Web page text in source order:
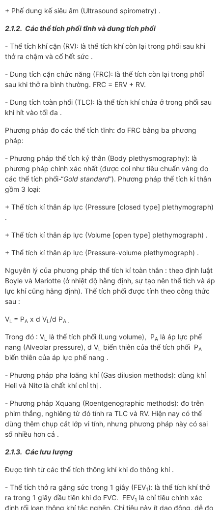
+ Phế dung kế siêu âm (Ultrasound spirometry) .
2.1.2. Các thể tích phổi tĩnh và dung tích phổi
- Thể tích khí cặn (RV): là thể tích khí còn lại trong phổi sau khi
thở ra chậm và cố hết sức .
- Dung tích cặn chức năng (FRC): là thể tích còn lại trong phổỉ
sau khi thở ra bình thường. FRC = ERV + RV.
- Dung tích toàn phổi (TLC): là thể tích khí chứa ở trong phổi sau
khi hít vào tối đa .
Phương pháp đo các thể tích tĩnh: đo FRC bằng ba phương
pháp:
- Phương pháp thể tích ký thân (Body plethysmography): là
phương pháp chính xác nhất (được coi như tiêu chuẩn vàng đo
các thể tích phổi-“Gold standard”). Phương pháp thể tích kí thân
gồm 3 loại:
+ Thể tích kí thân áp lực (Pressure [closed type] plethymograph)
.
+ Thể tích kí thân áp lực (Volume [open type] plethymograph) .
+ Thể tích kí thân áp lực (Pressure-volume plethymograph) .
Nguyên lý của phương pháp thể tích kí toàn thân : theo định luật
Boyle và Mariotte (ở nhiệt độ hằng định, sự tạo nên thể tích và áp
lực khí cũng hằng định). Thể tích phổi được tính theo công thức
sau :
VL = PA x d VL /d PA .
Trong đó : VL là thể tích phổi (Lung volume), PA là áp lực phế
nang (Alveolar pressure), d VL biến thiên của thể tích phổi PA
biến thiên của áp lực phế nang .
- Phương pháp pha loãng khí (Gas dilusion methods): dùng khí
Heli và Nitơ là chất khí chỉ thị .
- Phương pháp Xquang (Roentgenographic methods): đo trên
phim thẳng, nghiêng từ đó tính ra TLC và RV. Hiện nay có thể
dùng thêm chụp cắt lớp vi tính, nhưng phương pháp này có sai
số nhiều hơn cả .
2.1.3. Các lưu lượng
Được tính từ các thể tích thông khí khi đo thông khí .
- Thể tích thở ra gắng sức trong 1 giây (FEV1): là thể tích khí thở
ra trong 1 giây đầu tiên khi đo FVC. FEV1 là chỉ tiêu chính xác
định rối loạn thông khí tắc nghẽn. Chỉ tiêu này ít dao động, dễ đo